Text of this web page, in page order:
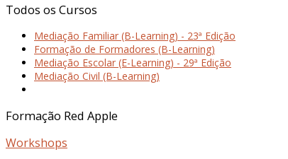
Todos os Cursos
Mediação Familiar (B-Learning) - 23ª Edição
Formação de Formadores (B-Learning)
Mediação Escolar (E-Learning) - 29ª Edição
Mediação Civil (B-Learning)
Formação Red Apple
Workshops